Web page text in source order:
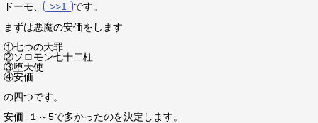
ドーモ、
>>1
です。
まずは悪魔の安価をします
①七つの大罪
②ソロモン七十二柱
③堕天使
④安価
の四つです。
安価↓１～5で多かったのを決定します。